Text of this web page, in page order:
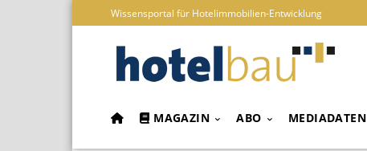
Wissensportal für Hotelimmobilien-Entwicklung
MAGAZIN ABO MEDIADATEN